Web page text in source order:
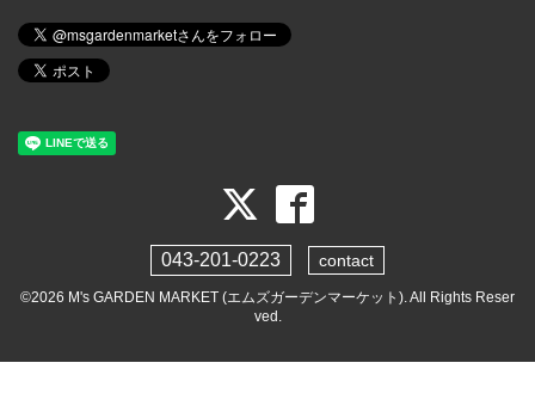
043-201-0223 contact
©2026 M's GARDEN MARKET (エムズガーデンマーケット). All Rights Reser
ved.